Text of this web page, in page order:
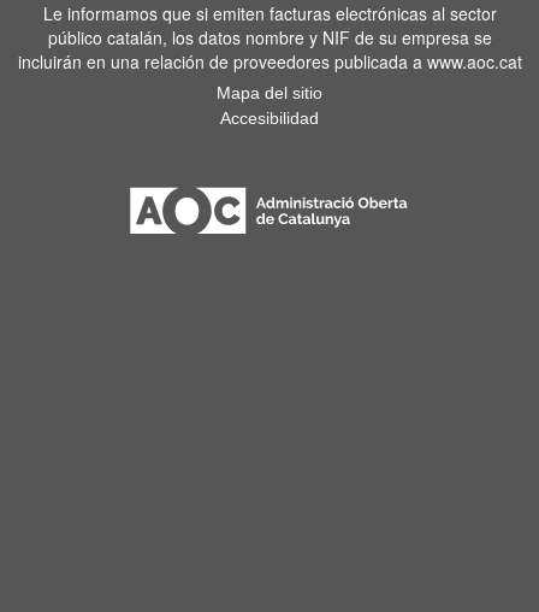
Le informamos que si emiten facturas electrónicas al sector
público catalán, los datos nombre y NIF de su empresa se
incluirán en una relación de proveedores publicada a www.aoc.cat
Mapa del sitio
Accesibilidad